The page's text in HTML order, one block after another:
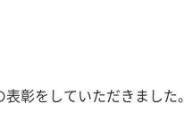
彰をしていただきました。